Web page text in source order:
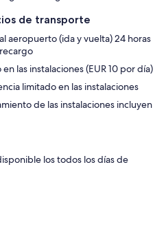
de transporte
aeropuerto (ida y vuelta) 24 horas
las instalaciones (EUR 10 por día)
limitado en las instalaciones
de las instalaciones incluyen
los todos los días de